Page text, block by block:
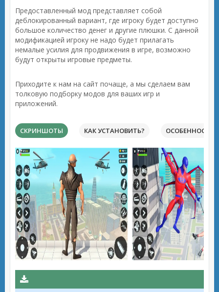
Предоставленный мод представляет собой
деблокированный вариант, где игроку будет доступно
большое количество денег и другие плюшки. С данной
модификацией игроку не надо будет прилагать
немалые усилия для продвижения в игре, возможно
будут открыты игровые предметы.
Приходите к нам на сайт почаще, а мы сделаем вам
толковую подборку модов для ваших игр и
приложений.
СКРИНШОТЫ КАК УСТАНОВИТЬ? ОСОБЕННОСТИ